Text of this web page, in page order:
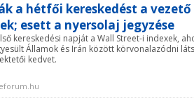
a hétfői kereskedést a vezető
esett a nyersolaj jegyzése
kereskedési napját a Wall Street-i indexek,
Államok és Irán között körvonalazódni
kedvet.